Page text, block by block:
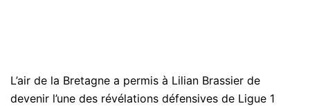
L’air de la Bretagne a permis à Lilian Brassier de
devenir l’une des révélations défensives de Ligue 1